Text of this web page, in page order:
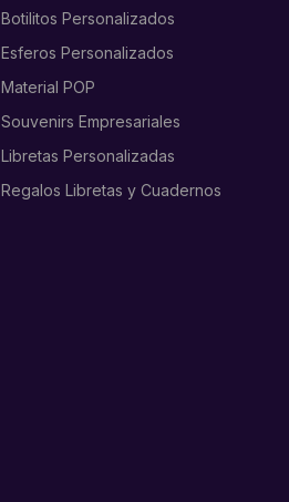
Botilitos Personalizados
Esferos Personalizados
Material POP
Souvenirs Empresariales
Libretas Personalizadas
Regalos Libretas y Cuadernos